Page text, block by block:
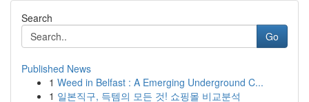
Search
Go
Published News
1 Weed in Belfast : A Emerging Underground C...
1 일본직구, 득템의 모든 것! 쇼핑몰 비교분석